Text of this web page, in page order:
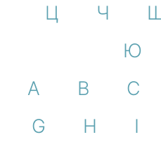
Ц
Ч
Ю
A
B C
G
H I